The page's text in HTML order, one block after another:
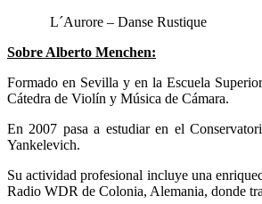
L´Aurore – Danse
Sobre Alberto Menchen:
Formado en Sevilla y en la Escuela
Cátedra de Violín y Música de Cámara.
En 2007 pasa a estudiar en el
Yankelevich.
Su actividad profesional incluye una
Radio WDR de Colonia, Alemania, donde